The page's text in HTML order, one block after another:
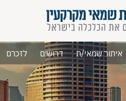
איתור שמאי/ת דרושים לזכרם